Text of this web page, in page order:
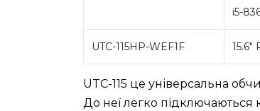
i5-
UTC-115HP-WEF1F 15.6"
UTC-115 це універсальна
До неї легко підключаються